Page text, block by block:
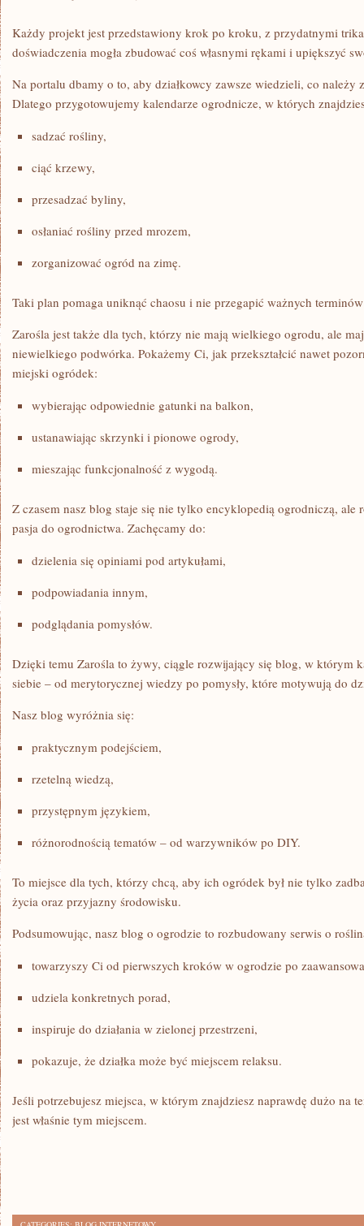
Każdy projekt jest przedstawiony krok po kroku, z przydatnymi
doświadczenia mogła zbudować coś własnymi rękami i upiększyć
Na portalu dbamy o to, aby działkowcy zawsze wiedzieli, co należy
Dlatego przygotowujemy kalendarze ogrodnicze, w których
sadzać rośliny,
ciąć krzewy,
przesadzać byliny,
osłaniać rośliny przed mrozem,
zorganizować ogród na zimę.
Taki plan pomaga uniknąć chaosu i nie przegapić ważnych
Zarośla jest także dla tych, którzy nie mają wielkiego ogrodu, ale
niewielkiego podwórka. Pokażemy Ci, jak przekształcić nawet
miejski ogródek:
wybierając odpowiednie gatunki na balkon,
ustanawiając skrzynki i pionowe ogrody,
mieszając funkcjonalność z wygodą.
Z czasem nasz blog staje się nie tylko encyklopedią ogrodniczą, ale
pasja do ogrodnictwa. Zachęcamy do:
dzielenia się opiniami pod artykułami,
podpowiadania innym,
podglądania pomysłów.
Dzięki temu Zarośla to żywy, ciągle rozwijający się blog, w którym
siebie – od merytorycznej wiedzy po pomysły, które motywują do
Nasz blog wyróżnia się:
praktycznym podejściem,
rzetelną wiedzą,
przystępnym językiem,
różnorodnością tematów – od warzywników po DIY.
To miejsce dla tych, którzy chcą, aby ich ogródek był nie tylko
życia oraz przyjazny środowisku.
Podsumowując, nasz blog o ogrodzie to rozbudowany serwis o
towarzyszy Ci od pierwszych kroków w ogrodzie po
udziela konkretnych porad,
inspiruje do działania w zielonej przestrzeni,
pokazuje, że działka może być miejscem relaksu.
Jeśli potrzebujesz miejsca, w którym znajdziesz naprawdę dużo na
jest właśnie tym miejscem.